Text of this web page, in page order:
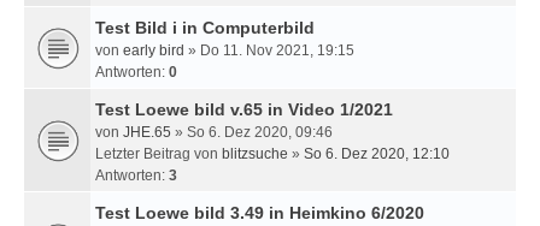
Test Bild i in Computerbild
von early bird » Do 11. Nov 2021, 19:15
Antworten: 0
Test Loewe bild v.65 in Video 1/2021
von JHE.65 » So 6. Dez 2020, 09:46
Letzter Beitrag von blitzsuche » So 6. Dez 2020, 12:10
Antworten: 3
Test Loewe bild 3.49 in Heimkino 6/2020